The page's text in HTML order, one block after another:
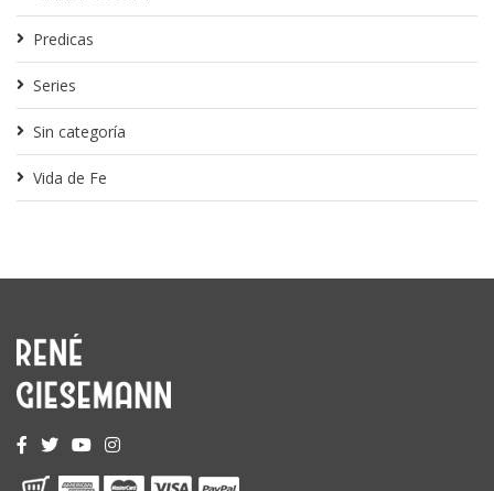
Predicas
Series
Sin categoría
Vida de Fe